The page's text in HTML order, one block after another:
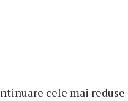
cele mai reduse